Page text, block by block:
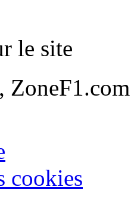
le site
cookies